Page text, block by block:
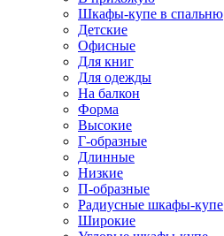
Шкафы-купе в спальню
Детские
Офисные
Для книг
Для одежды
На балкон
Форма
Высокие
Г-образные
Длинные
Низкие
П-образные
Радиусные шкафы-купе
Широкие